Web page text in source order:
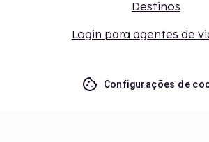
Destinos
Login para agentes de
Configurações de